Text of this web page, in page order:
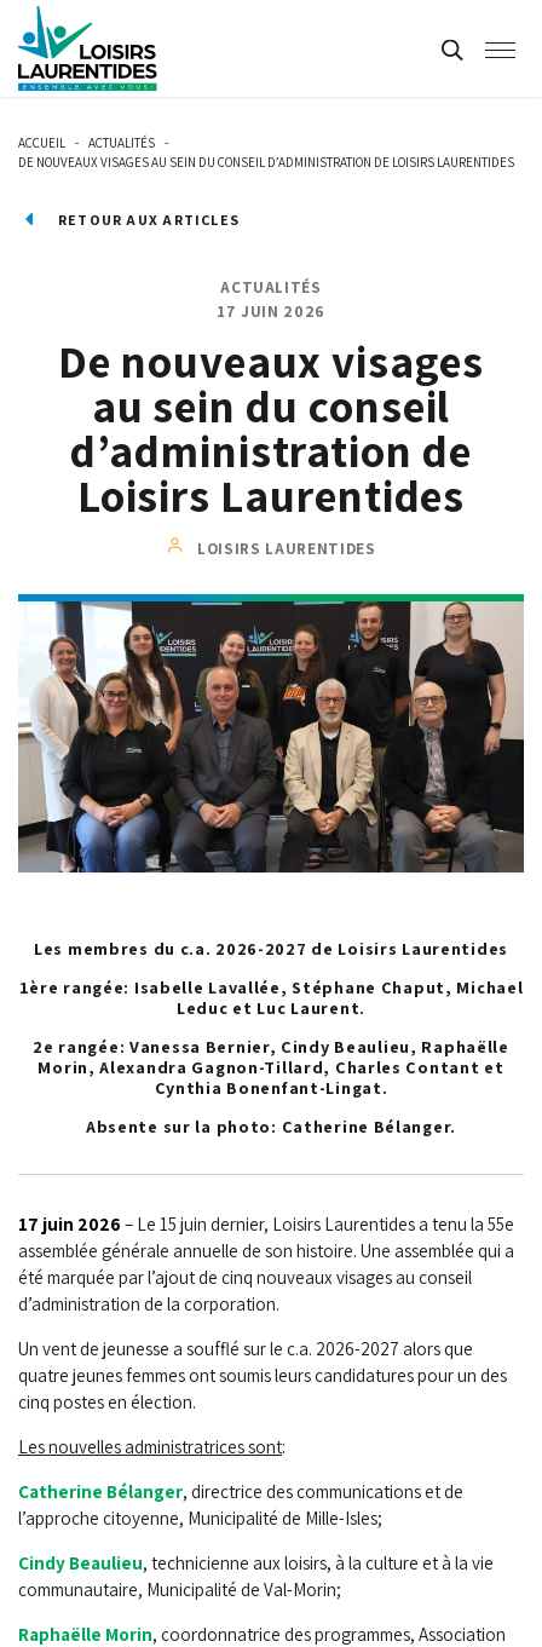
ACCUEIL - ACTUALITÉS -
DE NOUVEAUX VISAGES AU SEIN DU CONSEIL D’ADMINISTRATION DE LOISIRS LAURENTIDES
RETOUR AUX ARTICLES
ACTUALITÉS
17 JUIN 2026
De nouveaux visages
au sein du conseil
d’administration de
Loisirs Laurentides
LOISIRS LAURENTIDES
Les membres du c.a. 2026-2027 de Loisirs Laurentides
1ère rangée: Isabelle Lavallée, Stéphane Chaput, Michael
Leduc et Luc Laurent.
2e rangée: Vanessa Bernier, Cindy Beaulieu, Raphaëlle
Morin, Alexandra Gagnon-Tillard, Charles Contant et
Cynthia Bonenfant-Lingat.
Absente sur la photo: Catherine Bélanger.
17 juin 2026 – Le 15 juin dernier, Loisirs Laurentides a tenu la 55e
assemblée générale annuelle de son histoire. Une assemblée qui a
été marquée par l’ajout de cinq nouveaux visages au conseil
d’administration de la corporation.
Un vent de jeunesse a soufflé sur le c.a. 2026-2027 alors que
quatre jeunes femmes ont soumis leurs candidatures pour un des
cinq postes en élection.
Les nouvelles administratrices sont:
Catherine Bélanger, directrice des communications et de
l’approche citoyenne, Municipalité de Mille-Isles;
Cindy Beaulieu, technicienne aux loisirs, à la culture et à la vie
communautaire, Municipalité de Val-Morin;
Raphaëlle Morin, coordonnatrice des programmes, Association